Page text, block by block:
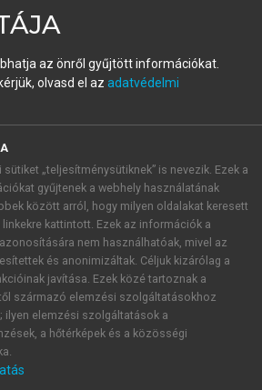
vagy hozz létre új fiókot.
próbaidőszakautomatikusan
FIÓKKAL
az önről gyűjtött információkat.
olvasd el az adatvédelmi
„teljesítménysütiknek” is nevezik. Ezek a
gyűjtenek a webhely használatának
között arról, hogy milyen oldalakat keresett
kattintott. Ezek az információk a
nem használhatóak, mivel az
és anonimizáltak. Céljuk kizárólag a
javítása. Ezek közé tartoznak a
származó elemzési szolgáltatásokhoz
ilyen elemzési szolgáltatások a
a hőtérképek és a közösségi